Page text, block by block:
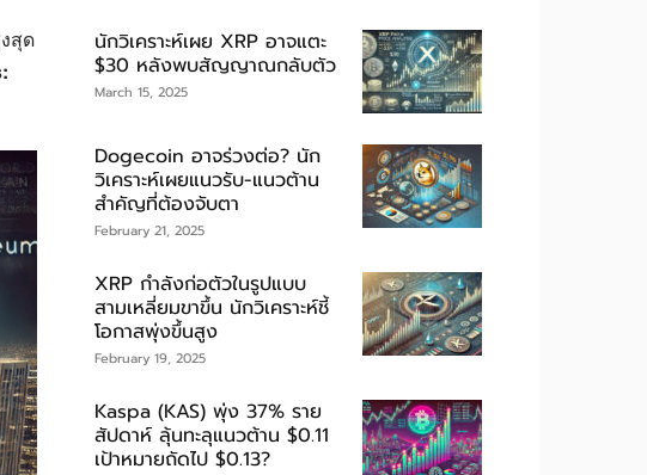
สุด
นักวิเคราะห์เผย XRP อาจแตะ
$30 หลังพบสัญญาณกลับตัว
March 15, 2025
Dogecoin อาจร่วงต่อ? นัก
วิเคราะห์เผยแนวรับ-แนวต้าน
สำคัญที่ต้องจับตา
February 21, 2025
XRP กำลังก่อตัวในรูปแบบ
สามเหลี่ยมขาขึ้น นักวิเคราะห์ชี้
โอกาสพุ่งขึ้นสูง
February 19, 2025
Kaspa (KAS) พุ่ง 37% ราย
สัปดาห์ ลุ้นทะลุแนวต้าน $0.11
เป้าหมายถัดไป $0.13?